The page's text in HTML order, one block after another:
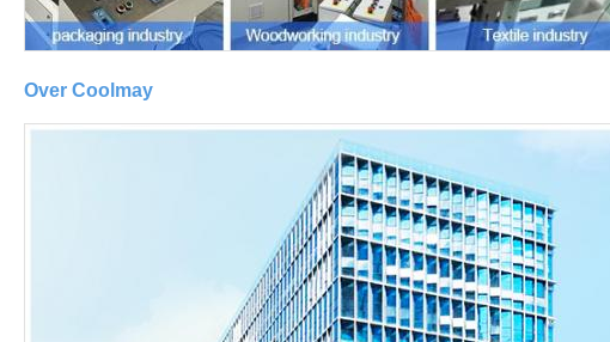
Over Coolmay